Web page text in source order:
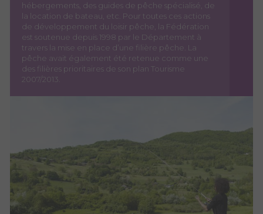
hébergements, des guides de pêche spécialisé, de
la location de bateau, etc. Pour toutes ces actions
de développement du loisir pêche, la Fédération
est soutenue depuis 1998 par le Département à
travers la mise en place d’une filière pêche. La
pêche avait également été retenue comme une
des filières prioritaires de son plan Tourisme
2007/2013.